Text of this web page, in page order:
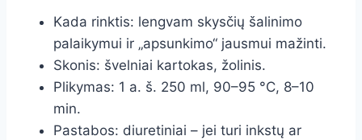
Kada rinktis: lengvam skysčių šalinimo
palaikymui ir „apsunkimo“ jausmui mažinti.
Skonis: švelniai kartokas, žolinis.
Plikymas: 1 a. š. 250 ml, 90–95 °C, 8–10
min.
Pastabos: diuretiniai – jei turi inkstų ar